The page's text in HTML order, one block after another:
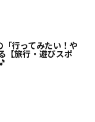
行ってみたい！や
【旅行・遊びスポ
🎵